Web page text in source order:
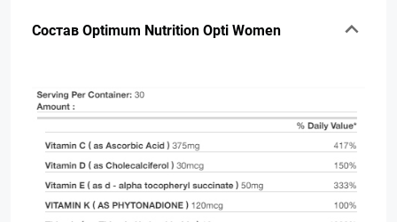
Состав Optimum Nutrition Opti Women